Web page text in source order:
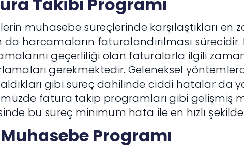
muhasebe süreçlerinde karşılaştıkları en
da harcamaların faturalandırılması
geçerliliği olan faturalarla ilgili
gerekmektedir. Geleneksel
gibi süreç dahilinde ciddi hatalar da
fatura takip programları gibi gelişmiş
bu süreç minimum hata ile en hızlı
Programı